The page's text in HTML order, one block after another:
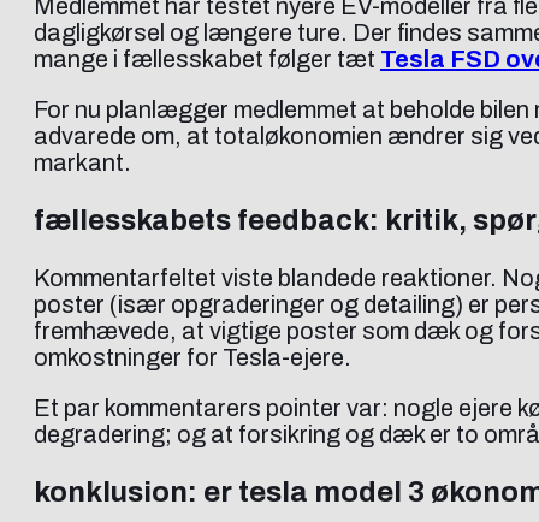
Medlemmet har testet nyere EV-modeller fra
dagligkørsel og længere ture. Der findes
mange i fællesskabet følger tæt Tesla FSD
For nu planlægger medlemmet at beholde
advarede om, at totaløkonomien ændrer sig
markant.
fællesskabets feedback: kritik,
Kommentarfeltet viste blandede reaktioner.
poster (især opgraderinger og detailing) er
fremhævede, at vigtige poster som dæk og
omkostninger for Tesla-ejere.
Et par kommentarers pointer var: nogle ejere
degradering; og at forsikring og dæk er to
konklusion: er tesla model 3